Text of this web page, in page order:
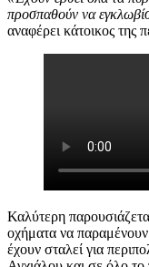
προσπαθούν να
αναφέρει κάτοικος της
Καλύτερη
οχήματα να
έχουν σταλεί για